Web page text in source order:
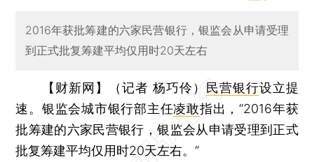
2016年获批筹建的六家民营银行，银监会从申请受理
到正式批复筹建平均仅用时20天左右
【财新网】（记者 杨巧伶） 民营银行设立提
速。银监会城市银行部主任凌敢指出，“2016年获
批筹建的六家民营银行，银监会从申请受理到正式
批复筹建平均仅用时20天左右。”